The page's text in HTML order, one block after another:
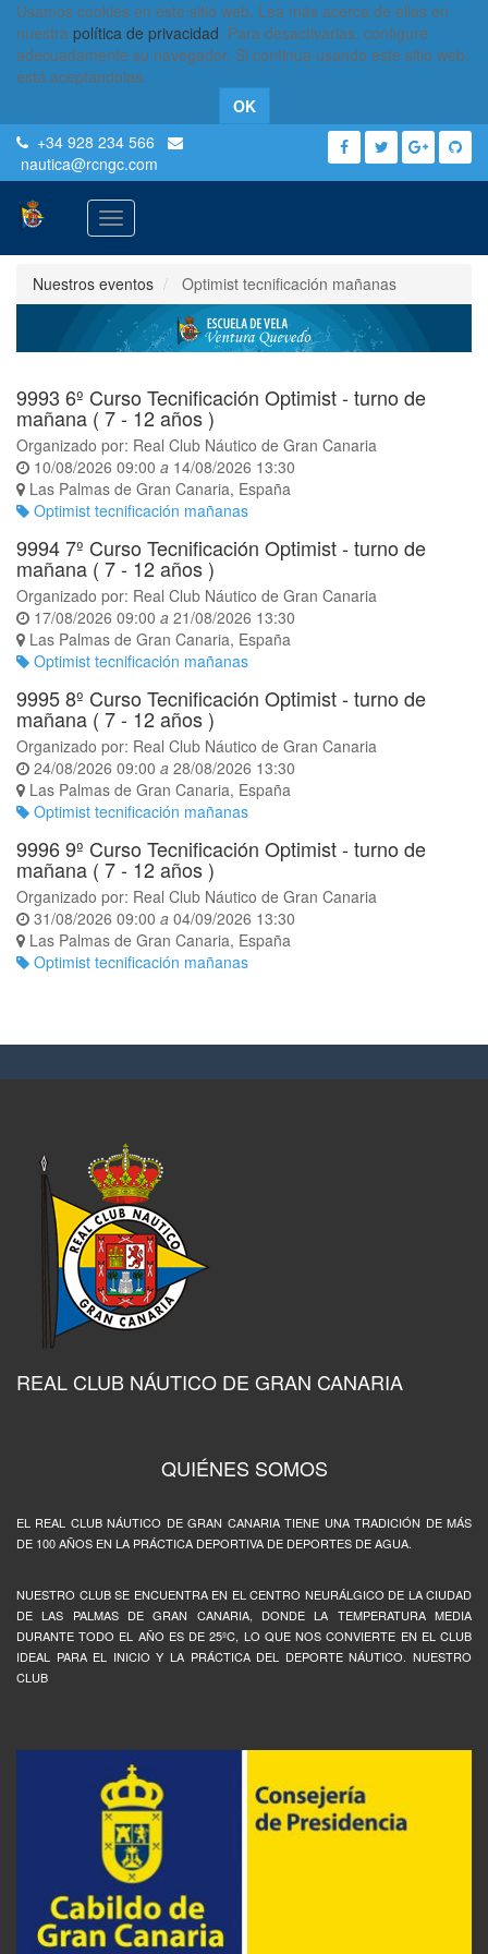
Usamos cookies en este sitio web. Lea más acerca de ellas en
nuestra política de privacidad. Para desactivarlas, configure
adecuadamente su navegador. Si continúa usando este sitio web,
está aceptándolas.
OK
+34 928 234 566
nautica@rcngc.com
Activar
navegación
Nuestros eventos
Optimist tecnificación mañanas
9993 6º Curso Tecnificación Optimist - turno de
mañana ( 7 - 12 años )
Organizado por: Real Club Náutico de Gran Canaria
10/08/2026 09:00 a 14/08/2026 13:30
Las Palmas de Gran Canaria, España
Optimist tecnificación mañanas
9994 7º Curso Tecnificación Optimist - turno de
mañana ( 7 - 12 años )
Organizado por: Real Club Náutico de Gran Canaria
17/08/2026 09:00 a 21/08/2026 13:30
Las Palmas de Gran Canaria, España
Optimist tecnificación mañanas
9995 8º Curso Tecnificación Optimist - turno de
mañana ( 7 - 12 años )
Organizado por: Real Club Náutico de Gran Canaria
24/08/2026 09:00 a 28/08/2026 13:30
Las Palmas de Gran Canaria, España
Optimist tecnificación mañanas
9996 9º Curso Tecnificación Optimist - turno de
mañana ( 7 - 12 años )
Organizado por: Real Club Náutico de Gran Canaria
31/08/2026 09:00 a 04/09/2026 13:30
Las Palmas de Gran Canaria, España
Optimist tecnificación mañanas
REAL CLUB NÁUTICO DE GRAN CANARIA
QUIÉNES SOMOS
EL REAL CLUB NÁUTICO DE GRAN CANARIA TIENE UNA TRADICIÓN DE MÁS
DE 100 AÑOS EN LA PRÁCTICA DEPORTIVA DE DEPORTES DE AGUA.
NUESTRO CLUB SE ENCUENTRA EN EL CENTRO NEURÁLGICO DE LA CIUDAD
DE LAS PALMAS DE GRAN CANARIA, DONDE LA TEMPERATURA MEDIA
DURANTE TODO EL AÑO ES DE 25ºC, LO QUE NOS CONVIERTE EN EL CLUB
IDEAL PARA EL INICIO Y LA PRÁCTICA DEL DEPORTE NÁUTICO. NUESTRO
CLUB